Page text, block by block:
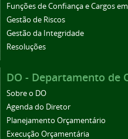
Funções de Confiança e Cargos
Gestão de Riscos
Gestão da Integridade
Resoluções
DO - Departamento de
Sobre o DO
Agenda do Diretor
Planejamento Orçamentário
Execução Orçamentária